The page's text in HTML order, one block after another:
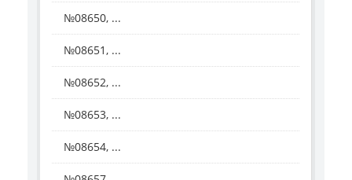
№08650, ...
№08651, ...
№08652, ...
№08653, ...
№08654, ...